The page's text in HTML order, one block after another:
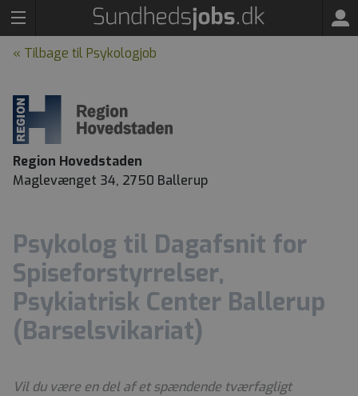
« Tilbage til Psykologjob
Region Hovedstaden
Maglevænget 34, 2750 Ballerup
Psykolog til Dagafsnit for
Spiseforstyrrelser,
Psykiatrisk Center Ballerup
(Barselsvikariat)
Vil du være en del af et spændende tværfagligt